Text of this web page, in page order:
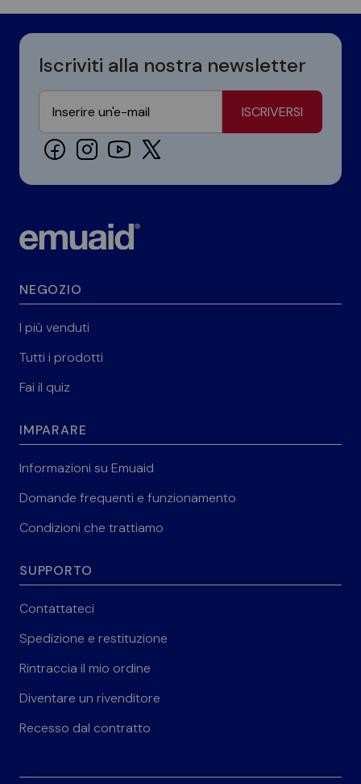
Iscriviti alla nostra newsletter
ISCRIVERSI
NEGOZIO
I più venduti
Tutti i prodotti
Fai il quiz
IMPARARE
Informazioni su Emuaid
Domande frequenti e funzionamento
Condizioni che trattiamo
SUPPORTO
Contattateci
Spedizione e restituzione
Rintraccia il mio ordine
Diventare un rivenditore
Recesso dal contratto